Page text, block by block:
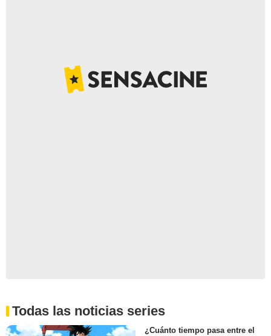
Todas las noticias series
¿Cuánto tiempo pasa entre el